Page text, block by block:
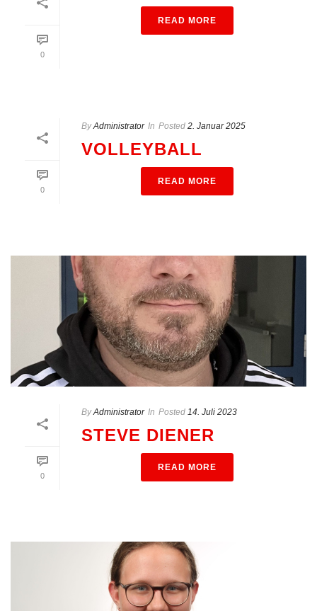
0
READ MORE
0
By Administrator In Posted 2. Januar 2025
VOLLEYBALL
READ MORE
0
By Administrator In Posted 14. Juli 2023
STEVE DIENER
READ MORE